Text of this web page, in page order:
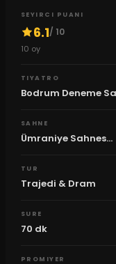
SEYIRCI PUANI
6.1/ 10
10 oy
TIYATRO
Bodrum Deneme
SAHNE
Ümraniye Sahnes...
TUR
Trajedi & Dram
SURE
70 dk
PROMIYER